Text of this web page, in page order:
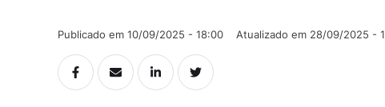
Publicado em 10/09/2025 - 18:00 Atualizado em 28/09/2025 -